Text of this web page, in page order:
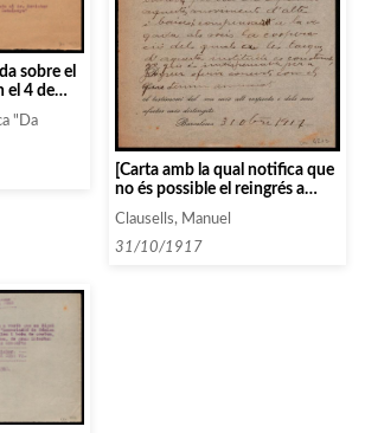
sobre el
el 4 de
"Da
[Carta amb la qual notifica que
no és possible el reingrés a
l’Associació amb les mateixes
condicions de les que gaudia
abans de donar-se de baixa]
Clausells, Manuel
31/10/1917